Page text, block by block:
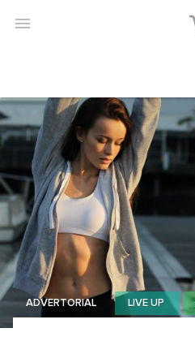

ADVERTORIAL LIVE UP